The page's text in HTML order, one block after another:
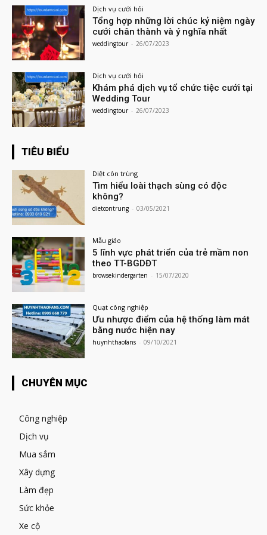
Dịch vụ cưới hỏi
Tổng hợp những lời chúc kỷ niệm ngày
cưới chân thành và ý nghĩa nhất
weddingtour - 26/07/2023
Dịch vụ cưới hỏi
Khám phá dịch vụ tổ chức tiệc cưới tại
Wedding Tour
weddingtour - 26/07/2023
TIÊU BIỂU
Diệt côn trùng
Tìm hiểu loài thạch sùng có độc
không?
dietcontrung - 03/05/2021
Mẫu giáo
5 lĩnh vực phát triển của trẻ mầm non
theo TT-BGDĐT
browsekindergarten - 15/07/2020
Quạt công nghiệp
Ưu nhược điểm của hệ thống làm mát
bằng nước hiện nay
huynhthaofans - 09/10/2021
CHUYÊN MỤC
Công nghiệp
Dịch vụ
Mua sắm
Xây dựng
Làm đẹp
Sức khỏe
Xe cộ